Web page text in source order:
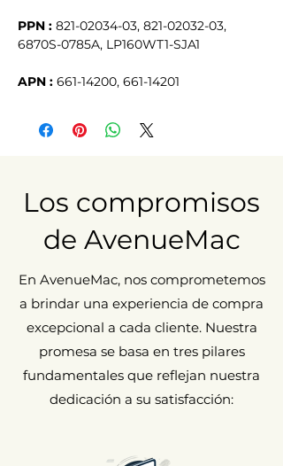
PPN : 821-02034-03, 821-02032-03,
6870S-0785A, LP160WT1-SJA1
APN : 661-14200, 661-14201
Los compromisos
de AvenueMac
En AvenueMac, nos comprometemos
a brindar una experiencia de compra
excepcional a cada cliente. Nuestra
promesa se basa en tres pilares
fundamentales que reflejan nuestra
dedicación a su satisfacción: